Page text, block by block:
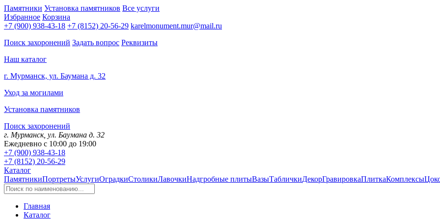
Памятники Установка памятников Все услуги
Избранное Корзина
+7 (900) 938-43-18 +7 (8152) 20-56-29 karelmonument.mur@mail.ru
Поиск захоронений Задать вопрос Реквизиты
Наш каталог
г. Мурманск, ул. Баумана д. 32
Уход за могилами
Установка памятников
Поиск захоронений
г. Мурманск, ул. Баумана д. 32
Ежедневно с 10:00 до 19:00
+7 (900) 938-43-18
+7 (8152) 20-56-29
Каталог
ПамятникиПортретыУслугиОградкиСтоликиЛавочкиНадгробные плитыВазыТабличкиДекорГравировкаПлиткаКомплексы
Главная
Каталог